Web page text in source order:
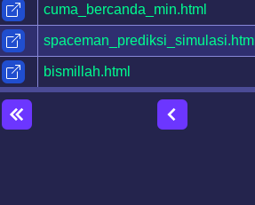
cuma_bercanda_min.html
spaceman_prediksi_simulasi.html
bismillah.html